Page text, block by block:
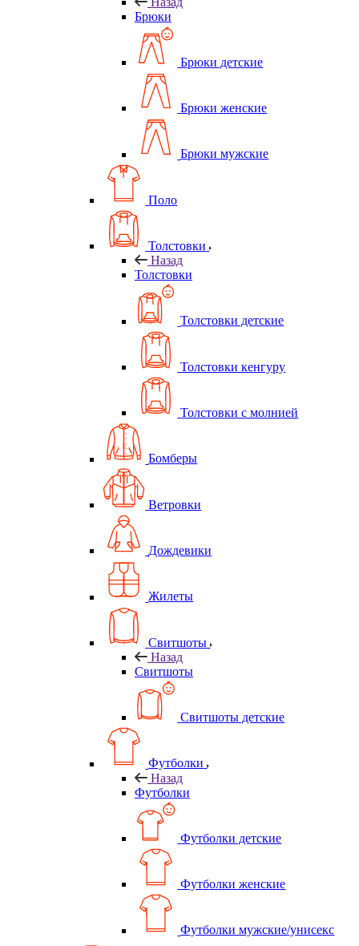
Брюки
Брюки детские
Брюки женские
Брюки мужские
Поло
Толстовки
Назад
Толстовки
Толстовки детские
Толстовки кенгуру
Толстовки с молнией
Бомберы
Ветровки
Дождевики
Жилеты
Свитшоты
Назад
Свитшоты
Свитшоты детские
Футболки
Назад
Футболки
Футболки детские
Футболки женские
Футболки мужские/унисекс